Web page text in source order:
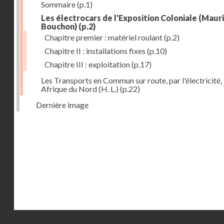
Sommaire(p.1)
Les électrocars de l'Exposition Coloniale
Bouchon) (p.2)
Chapitre premier : matériel roulant(p.2)
Chapitre II : installations fixes (p.10)
Chapitre III : exploitation(p.17)
Les Transports en Commun sur route, par l'électricité,
Afrique du Nord (H. L.) (p.22)
Dernière image